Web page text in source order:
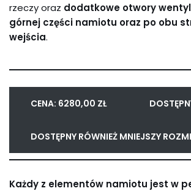
rzeczy oraz dodatkowe otwory
górnej części namiotu oraz po obu
wejścia.
CENA: 6280,00 ZŁ
DOSTĘPNY RÓWNIEŻ MNIEJSZY
Każdy z elementów namiotu jest w